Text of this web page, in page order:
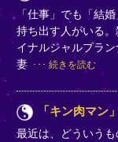
「仕事」でも「結
持ち出す人がいる
イナルシャルプラ
妻
続きを読む
「キン肉マン
最近は、どういう